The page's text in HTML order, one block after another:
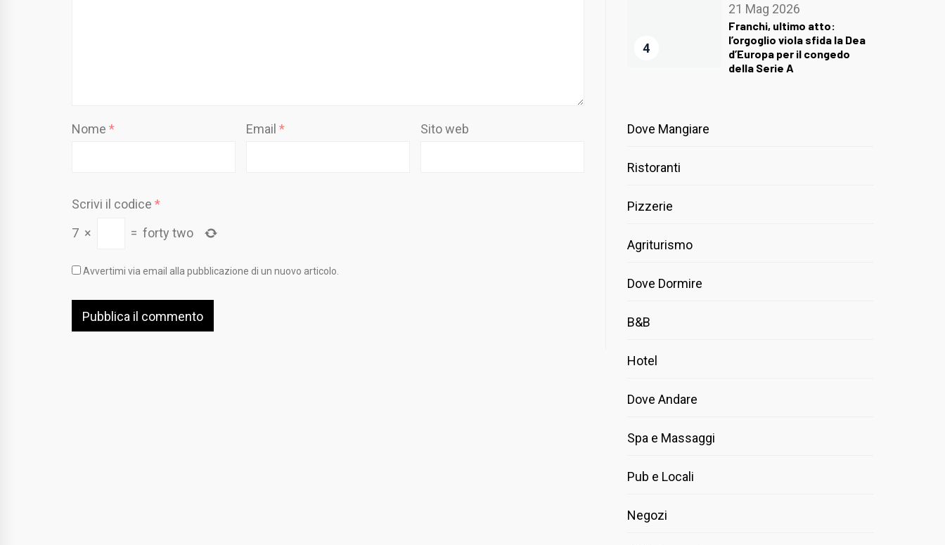
Nome * Email * Sito web
Scrivi il codice *
7 × = forty two
Avvertimi via email alla pubblicazione di un nuovo articolo.
4
21 Mag 2026
Franchi, ultimo atto:
l’orgoglio viola sfida la Dea
d’Europa per il congedo
della Serie A
Dove Mangiare
Ristoranti
Pizzerie
Agriturismo
Dove Dormire
B&B
Hotel
Dove Andare
Spa e Massaggi
Pub e Locali
Negozi